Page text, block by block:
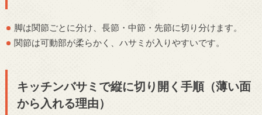
脚は関節ごとに分け、長節・中節・先節に切り分けます。
関節は可動部が柔らかく、ハサミが入りやすいです。
キッチンバサミで縦に切り開く手順（薄い面
から入れる理由）